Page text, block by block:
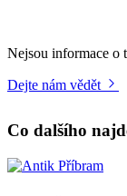
Nejsou informace o
Dejte nám vědět
Co dalšího